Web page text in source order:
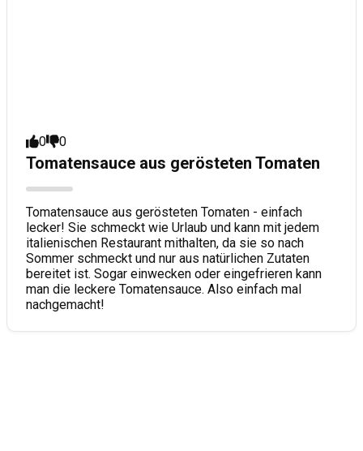
0 0
Tomatensauce aus gerösteten Tomaten
Tomatensauce aus gerösteten Tomaten - einfach
lecker! Sie schmeckt wie Urlaub und kann mit jedem
italienischen Restaurant mithalten, da sie so nach
Sommer schmeckt und nur aus natürlichen Zutaten
bereitet ist. Sogar einwecken oder eingefrieren kann
man die leckere Tomatensauce. Also einfach mal
nachgemacht!